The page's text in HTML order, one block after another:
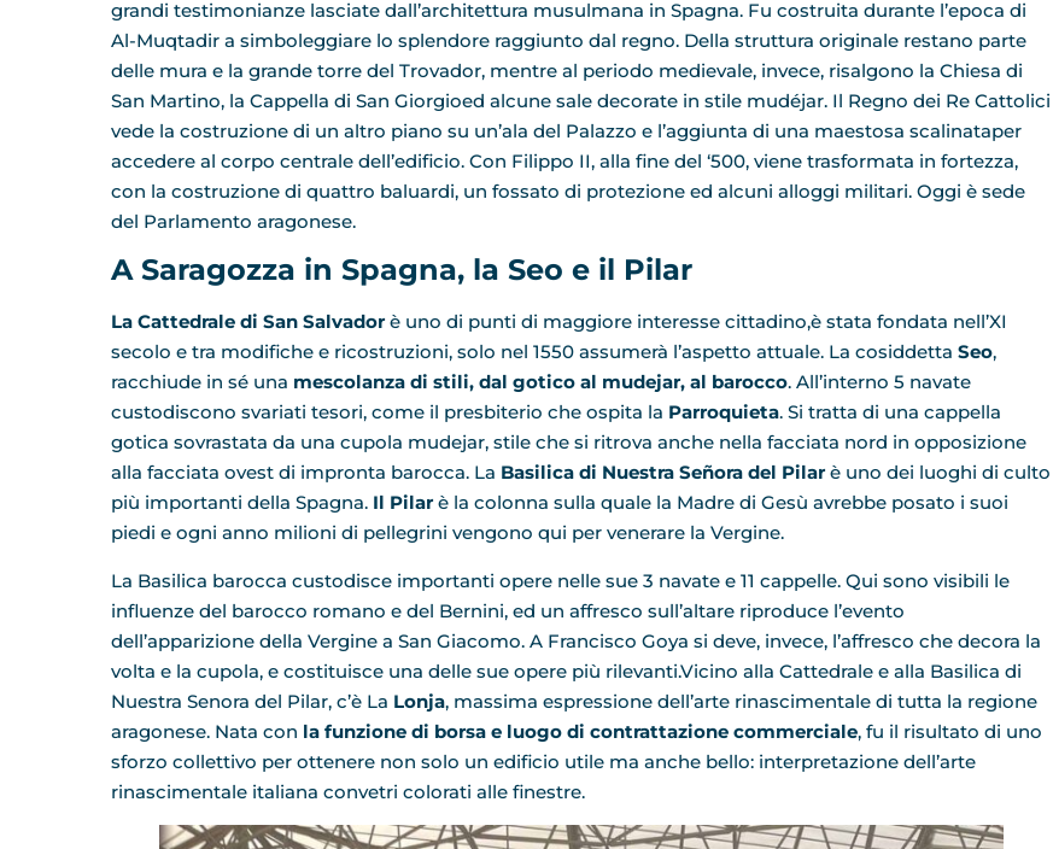
grandi testimonianze lasciate dall’architettura musulmana in Spagna. Fu costruita durante l’epoca di
Al-Muqtadir a simboleggiare lo splendore raggiunto dal regno. Della struttura originale restano parte
delle mura e la grande torre del Trovador, mentre al periodo medievale, invece, risalgono la Chiesa di
San Martino, la Cappella di San Giorgioed alcune sale decorate in stile mudéjar. Il Regno dei Re Cattolici
vede la costruzione di un altro piano su un’ala del Palazzo e l’aggiunta di una maestosa scalinataper
accedere al corpo centrale dell’edificio. Con Filippo II, alla fine del ‘500, viene trasformata in fortezza,
con la costruzione di quattro baluardi, un fossato di protezione ed alcuni alloggi militari. Oggi è sede
del Parlamento aragonese.
A Saragozza in Spagna, la Seo e il Pilar
La Cattedrale di San Salvadorè uno di punti di maggiore interesse cittadino,è stata fondata nell’XI
secolo e tra modifiche e ricostruzioni, solo nel 1550 assumerà l’aspetto attuale. La cosiddetta Seo,
racchiude in sé una mescolanza di stili, dal gotico al mudejar, al barocco. All’interno 5 navate
custodiscono svariati tesori, come il presbiterio che ospita la Parroquieta. Si tratta di una cappella
gotica sovrastata da una cupola mudejar, stile che si ritrova anche nella facciata nord in opposizione
alla facciata ovest di impronta barocca. La Basilica di Nuestra Señora del Pilarè uno dei luoghi di culto
più importanti della Spagna. Il Pilarè la colonna sulla quale la Madre di Gesù avrebbe posato i suoi
piedi e ogni anno milioni di pellegrini vengono qui per venerare la Vergine.
La Basilica barocca custodisce importanti opere nelle sue 3 navate e 11 cappelle. Qui sono visibili le
influenze del barocco romano e del Bernini, ed un affresco sull’altare riproduce l’evento
dell’apparizione della Vergine a San Giacomo. A Francisco Goya si deve, invece, l’affresco che decora la
volta e la cupola, e costituisce una delle sue opere più rilevanti.Vicino alla Cattedrale e alla Basilica di
Nuestra Senora del Pilar, c’è La Lonja, massima espressione dell’arte rinascimentale di tutta la regione
aragonese. Nata con la funzione di borsa e luogo di contrattazione commerciale, fu il risultato di uno
sforzo collettivo per ottenere non solo un edificio utile ma anche bello: interpretazione dell’arte
rinascimentale italiana convetri colorati alle finestre.